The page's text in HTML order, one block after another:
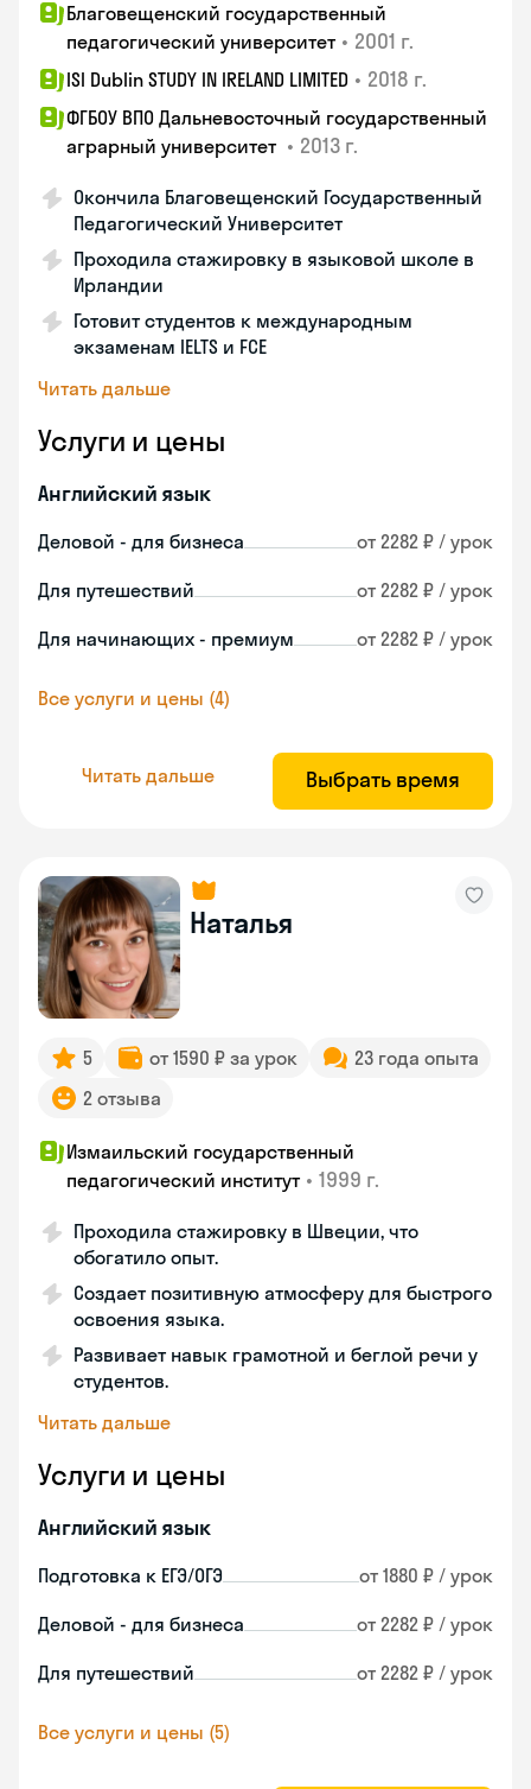
Благовещенский государственный
педагогический университет • 2001 г.
ISI Dublin STUDY IN IRELAND LIMITED • 2018 г.
ФГБОУ ВПО Дальневосточный государственный
аграрный университет • 2013 г.
Окончила Благовещенский Государственный
Педагогический Университет
Проходила стажировку в языковой школе в
Ирландии
Готовит студентов к международным
экзаменам IELTS и FCE
Читать дальше
Услуги и цены
Английский язык
Деловой - для бизнеса от 2282 ₽ / урок
Для путешествий от 2282 ₽ / урок
Для начинающих - премиум от 2282 ₽ / урок
Все услуги и цены (4)
Читать дальше Выбрать время
Наталья
5 от 1590 ₽ за урок
23 года опыта
2 отзыва
Измаильский государственный
педагогический институт • 1999 г.
Проходила стажировку в Швеции, что
обогатило опыт.
Создает позитивную атмосферу для быстрого
освоения языка.
Развивает навык грамотной и беглой речи у
студентов.
Читать дальше
Услуги и цены
Английский язык
Подготовка к ЕГЭ/ОГЭ от 1880 ₽ / урок
Деловой - для бизнеса от 2282 ₽ / урок
Для путешествий от 2282 ₽ / урок
Все услуги и цены (5)